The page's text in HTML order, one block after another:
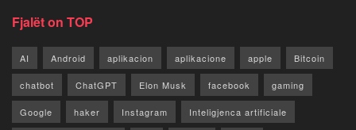
Fjalët on TOP
AI Android aplikacion aplikacione apple Bitcoin
chatbot ChatGPT Elon Musk facebook gaming
Google haker Instagram Inteligjenca artificiale